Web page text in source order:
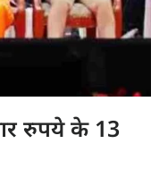
रुपये के 13